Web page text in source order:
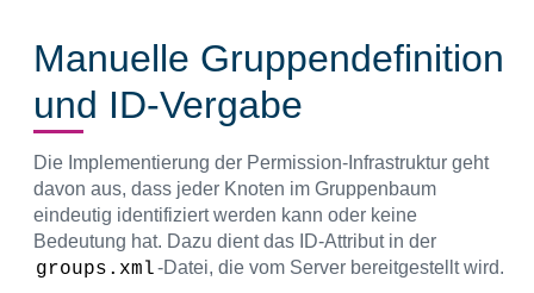
Manuelle Gruppendefinition
und ID-Vergabe
Die Implementierung der Permission-Infrastruktur geht
davon aus, dass jeder Knoten im Gruppenbaum
eindeutig identifiziert werden kann oder keine
Bedeutung hat. Dazu dient das ID-Attribut in der
groups.xml-Datei, die vom Server bereitgestellt wird.